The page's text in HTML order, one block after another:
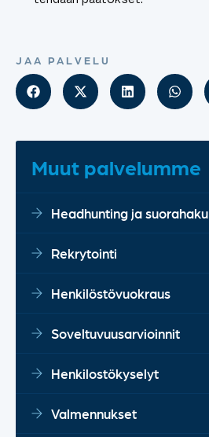
JAA PALVELU
Muut palvelumme
Headhunting ja suorahaku
Rekrytointi
Henkilöstövuokraus
Soveltuvuusarvioinnit
Henkilostökyselyt
Valmennukset